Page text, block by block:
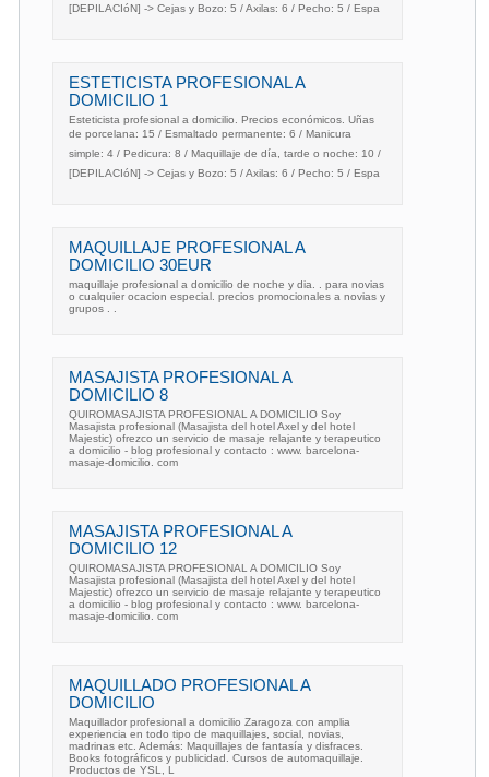
[DEPILACIóN] -> Cejas y Bozo: 5 / Axilas: 6 / Pecho: 5 / Espa
ESTETICISTA PROFESIONAL A
DOMICILIO 1
Esteticista profesional a domicilio. Precios económicos. Uñas
de porcelana: 15 / Esmaltado permanente: 6 / Manicura
simple: 4 / Pedicura: 8 / Maquillaje de día, tarde o noche: 10 /
[DEPILACIóN] -> Cejas y Bozo: 5 / Axilas: 6 / Pecho: 5 / Espa
MAQUILLAJE PROFESIONAL A
DOMICILIO 30EUR
maquillaje profesional a domicilio de noche y dia. . para novias
o cualquier ocacion especial. precios promocionales a novias y
grupos . .
MASAJISTA PROFESIONAL A
DOMICILIO 8
QUIROMASAJISTA PROFESIONAL A DOMICILIO Soy
Masajista profesional (Masajista del hotel Axel y del hotel
Majestic) ofrezco un servicio de masaje relajante y terapeutico
a domicilio - blog profesional y contacto : www. barcelona-
masaje-domicilio. com
MASAJISTA PROFESIONAL A
DOMICILIO 12
QUIROMASAJISTA PROFESIONAL A DOMICILIO Soy
Masajista profesional (Masajista del hotel Axel y del hotel
Majestic) ofrezco un servicio de masaje relajante y terapeutico
a domicilio - blog profesional y contacto : www. barcelona-
masaje-domicilio. com
MAQUILLADO PROFESIONAL A
DOMICILIO
Maquillador profesional a domicilio Zaragoza con amplia
experiencia en todo tipo de maquillajes, social, novias,
madrinas etc. Además: Maquillajes de fantasía y disfraces.
Books fotográficos y publicidad. Cursos de automaquillaje.
Productos de YSL, L